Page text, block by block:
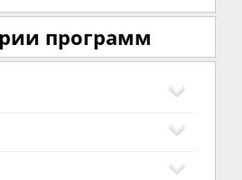
программ